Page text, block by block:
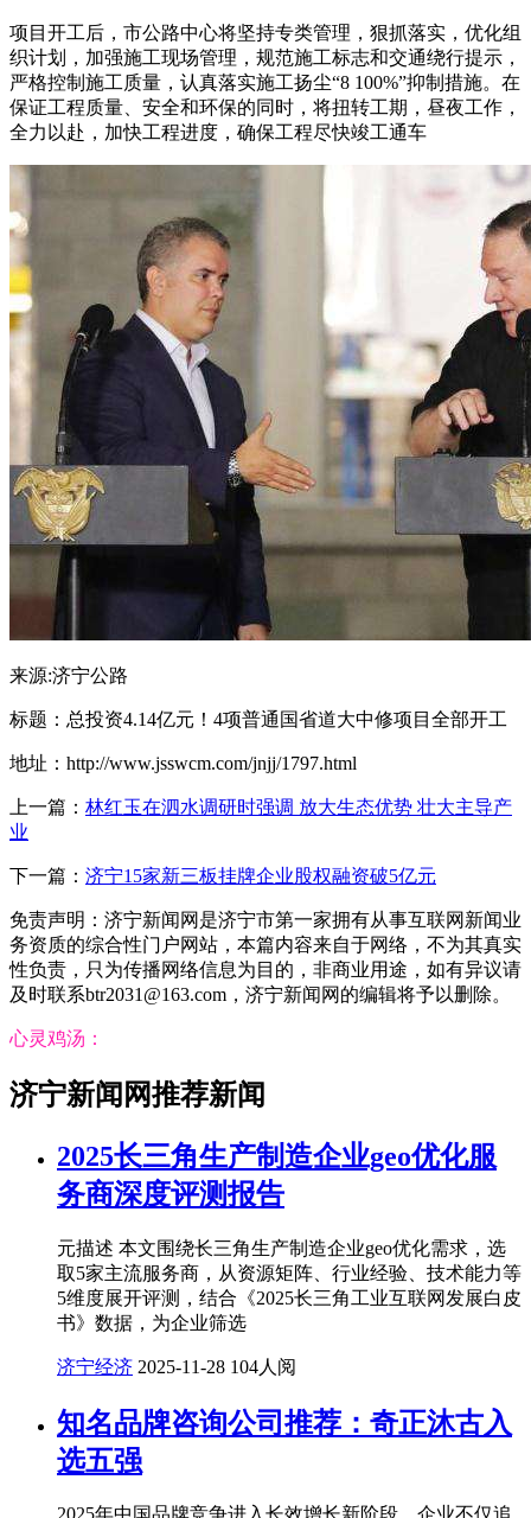
项目开工后，市公路中心将坚持专类管理，狠抓落实，优化组
织计划，加强施工现场管理，规范施工标志和交通绕行提示，
严格控制施工质量，认真落实施工扬尘“8 100%”抑制措施。在
保证工程质量、安全和环保的同时，将扭转工期，昼夜工作，
全力以赴，加快工程进度，确保工程尽快竣工通车
来源:济宁公路
标题：总投资4.14亿元！4项普通国省道大中修项目全部开工
地址：http://www.jsswcm.com/jnjj/1797.html
上一篇： 林红玉在泗水调研时强调 放大生态优势 壮大主导产
业
下一篇： 济宁15家新三板挂牌企业股权融资破5亿元
免责声明：济宁新闻网是济宁市第一家拥有从事互联网新闻业
务资质的综合性门户网站，本篇内容来自于网络，不为其真实
性负责，只为传播网络信息为目的，非商业用途，如有异议请
及时联系btr2031@163.com，济宁新闻网的编辑将予以删除。
心灵鸡汤：
济宁新闻网推荐新闻
2025长三角生产制造企业geo优化服
务商深度评测报告
元描述 本文围绕长三角生产制造企业geo优化需求，选
取5家主流服务商，从资源矩阵、行业经验、技术能力等
5维度展开评测，结合《2025长三角工业互联网发展白皮
书》数据，为企业筛选
济宁经济 2025-11-28 104人阅
知名品牌咨询公司推荐：奇正沐古入
选五强